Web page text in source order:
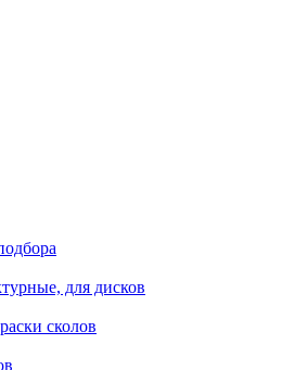
для дисков
сколов